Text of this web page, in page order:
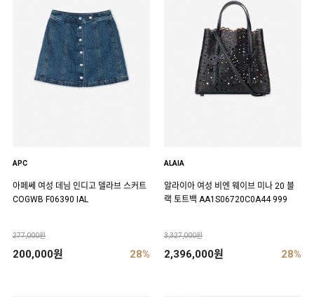
APC
아페쎄 여성 데님 인디고 델라브 스커트
COGWB F06390 IAL
277,000원
200,000원 28%
ALAIA
알라이아 여성 비엔 웨이브 미나 20 블
랙 토트백 AA1S06720C0A44 999
3,327,000원
2,396,000원 28%